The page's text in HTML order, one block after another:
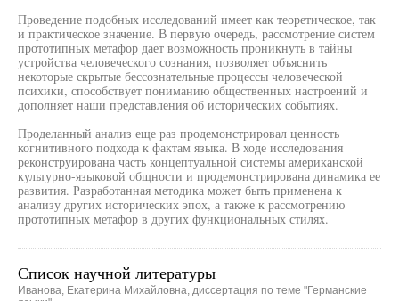
Проведение подобных исследований имеет как теоретическое, так
и практическое значение. В первую очередь, рассмотрение систем
прототипных метафор дает возможность проникнуть в тайны
устройства человеческого сознания, позволяет объяснить
некоторые скрытые бессознательные процессы человеческой
психики, способствует пониманию общественных настроений и
дополняет наши представления об исторических событиях.
Проделанный анализ еще раз продемонстрировал ценность
когнитивного подхода к фактам языка. В ходе исследования
реконструирована часть концептуальной системы американской
культурно-языковой общности и продемонстрирована динамика ее
развития. Разработанная методика может быть применена к
анализу других исторических эпох, а также к рассмотрению
прототипных метафор в других функциональных стилях.
Список научной литературы
Иванова, Екатерина Михайловна, диссертация по теме "Германские